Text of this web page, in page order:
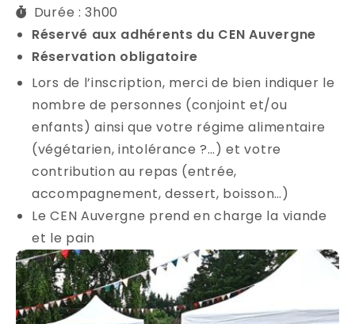
Durée : 3h00
Réservé aux adhérents du CEN Auvergne
Réservation obligatoire
Lors de l’inscription, merci de bien indiquer le
nombre de personnes (conjoint et/ou
enfants) ainsi que votre régime alimentaire
(végétarien, intolérance ?…) et votre
contribution au repas (entrée,
accompagnement, dessert, boisson…)
Le CEN Auvergne prend en charge la viande
et le pain